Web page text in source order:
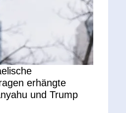
erhängte
und Trump